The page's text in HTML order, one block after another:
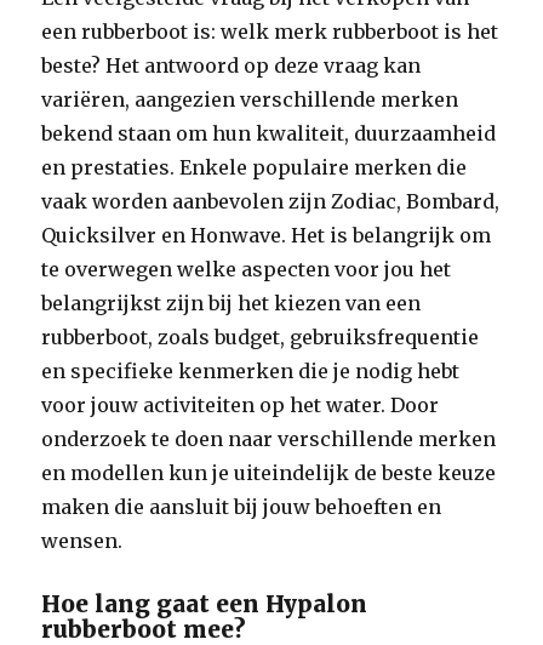
een rubberboot is: welk merk rubberboot is het
beste? Het antwoord op deze vraag kan
variëren, aangezien verschillende merken
bekend staan om hun kwaliteit, duurzaamheid
en prestaties. Enkele populaire merken die
vaak worden aanbevolen zijn Zodiac, Bombard,
Quicksilver en Honwave. Het is belangrijk om
te overwegen welke aspecten voor jou het
belangrijkst zijn bij het kiezen van een
rubberboot, zoals budget, gebruiksfrequentie
en specifieke kenmerken die je nodig hebt
voor jouw activiteiten op het water. Door
onderzoek te doen naar verschillende merken
en modellen kun je uiteindelijk de beste keuze
maken die aansluit bij jouw behoeften en
wensen.
Hoe lang gaat een Hypalon
rubberboot mee?